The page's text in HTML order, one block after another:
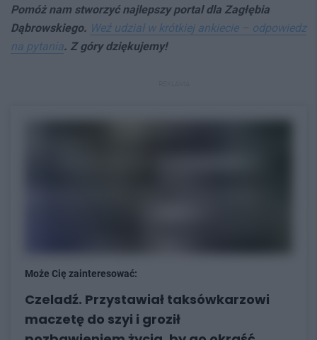
Pomóż nam stworzyć najlepszy portal dla Zagłębia
Dąbrowskiego. Weź udział w krótkiej ankiecie – odpowiedz
na pytania. Z góry dziękujemy!
Może Cię zainteresować:
Czeladź. Przystawiał taksówkarzowi
maczetę do szyi i groził